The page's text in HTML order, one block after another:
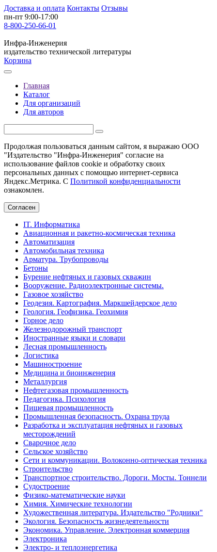
Доставка и оплата Контакты Отзывы
пн-пт 9:00-17:00
8-800-250-66-01
Инфра-Инженерия
издательство технической литературы
Корзина
Главная
Каталог
Для организаций
Для авторов
Продолжая пользоваться данным сайтом, я выражаю ООО
"Издательство "Инфра-Инженерия" согласие на
использование файлов cookie и обработку своих
персональных данных с помощью интернет-сервиса
Яндекс.Метрика. С Политикой конфиденциальности
ознакомлен.
Согласен
IT. Информатика
Авиационная и ракетно-космическая техника
Автоматизация
Автомобильная техника
Арматура. Трубопроводы
Бетоны
Бурение нефтяных и газовых скважин
Вооружение. Радиоэлектронные системы.
Газовое хозяйство
Геодезия. Картография. Маркшейдерское дело
Геология. Геофизика. Геохимия
Горное дело
Железнодорожный транспорт
Иностранные языки и словари
Лесная промышленность
Логистика
Машиностроение
Медицина и биоинженерия
Металлургия
Нефтегазовая промышленность
Педагогика. Психология
Пищевая промышленность
Промышленная безопасность. Охрана труда
Разработка и эксплуатация нефтяных и газовых
месторождений
Сварочное дело
Сельское хозяйство
Сети и коммуникации. Волоконно-оптическая техника
Строительство
Транспортное строительство. Дороги. Мосты. Тоннели
Судостроение
Физико-математические науки
Химия. Химические технологии
Художественная литература. Издательство "Родники"
Экология. Безопасность жизнедеятельности
Экономика. Управление. Электронная коммерция
Электроника
Электро- и теплоэнергетика